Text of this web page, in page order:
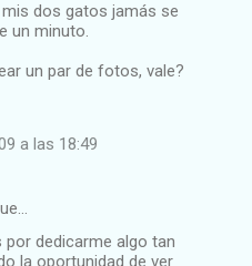
dos gatos jamás se
un minuto.
un par de fotos, vale?
a las 18:49
por dedicarme algo tan
la oportunidad de ver